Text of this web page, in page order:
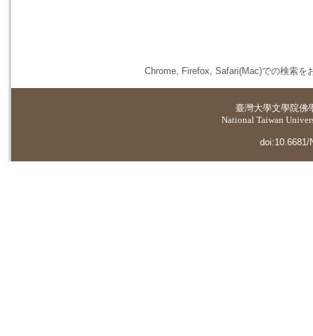
Chrome, Firefox, Safari(Mac)での検索を
臺灣大學文學院佛
National Taiwan
doi:10.6681/